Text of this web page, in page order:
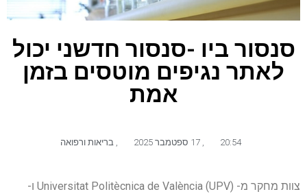
סנסור ביו -סנסור חדשני יכול
לאתר נגיפים מוטסים בזמן
אמת
20:54 בריאות ורפואה
צוות מחקר מ- Universitat Politècnica de València (UPV) ו-